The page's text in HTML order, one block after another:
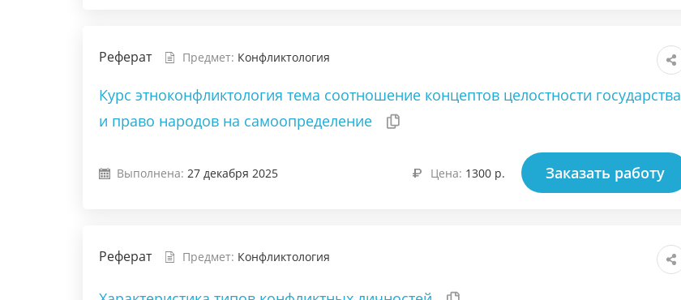
Реферат Предмет: Конфликтология
Курс этноконфликтология тема соотношение концептов целостности государства
и право народов на самоопределение
Выполнена: 27 декабря 2025 Цена: 1300 р. Заказать работу
Реферат Предмет: Конфликтология